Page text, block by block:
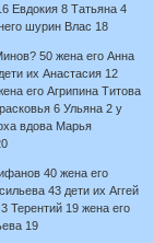
Евдокия 8 Татьяна 4
шурин Влас 18
50 жена его Анна
их Анастасия 12
его Агрипина Титова
6 Ульяна 2 у
вдова Марья
40 жена его
43 дети их Аггей
Терентий 19 жена его
19